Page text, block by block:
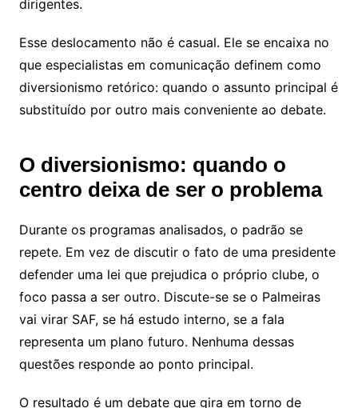
dirigentes.
Esse deslocamento não é casual. Ele se encaixa no
que especialistas em comunicação definem como
diversionismo retórico: quando o assunto principal é
substituído por outro mais conveniente ao debate.
O diversionismo: quando o
centro deixa de ser o problema
Durante os programas analisados, o padrão se
repete. Em vez de discutir o fato de uma presidente
defender uma lei que prejudica o próprio clube, o
foco passa a ser outro. Discute-se se o Palmeiras
vai virar SAF, se há estudo interno, se a fala
representa um plano futuro. Nenhuma dessas
questões responde ao ponto principal.
O resultado é um debate que gira em torno de